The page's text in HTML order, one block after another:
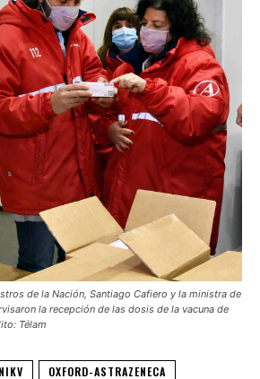
de la Nación, Santiago Cafiero y la ministra de
la recepción de las dosis de la vacuna de
Télam
OXFORD-ASTRAZENECA